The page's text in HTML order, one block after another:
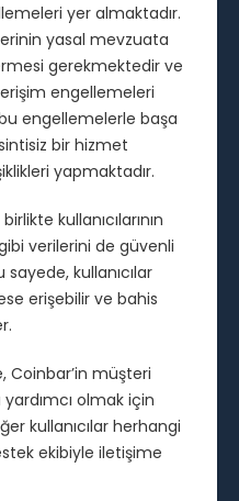
yer almaktadır.
yasal mevzuata
gerekmektedir ve
engellemeleri
engellemelerle başa
bir hizmet
yapmaktadır.
kullanıcılarının
verilerini de güvenli
kullanıcılar
erişebilir ve bahis
Coinbar’in müşteri
olmak için
kullanıcılar herhangi
ekibiyle iletişime